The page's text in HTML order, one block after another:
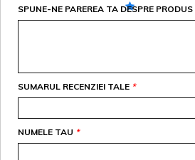
SPUNE-NE PAREREA TA DESPRE PRODUS
*
SUMARUL RECENZIEI TALE
*
NUMELE TAU